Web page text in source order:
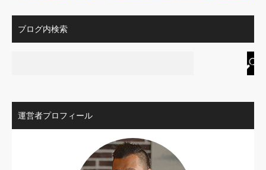
ブログ内検索
運営者プロフィール